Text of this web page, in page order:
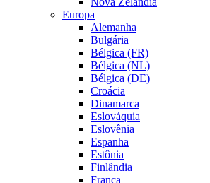
Europa
Alemanha
Bulgária
Bélgica (FR)
Bélgica (NL)
Bélgica (DE)
Croácia
Dinamarca
Eslováquia
Eslovênia
Espanha
Estônia
Finlândia
França